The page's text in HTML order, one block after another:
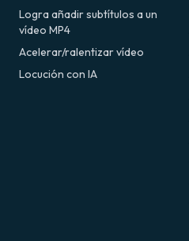
Logra añadir subtítulos a un
vídeo MP4
Acelerar/ralentizar vídeo
Locución con IA